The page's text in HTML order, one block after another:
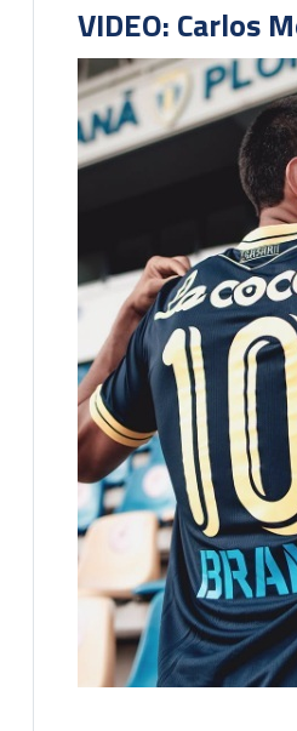
VIDEO: Carlos